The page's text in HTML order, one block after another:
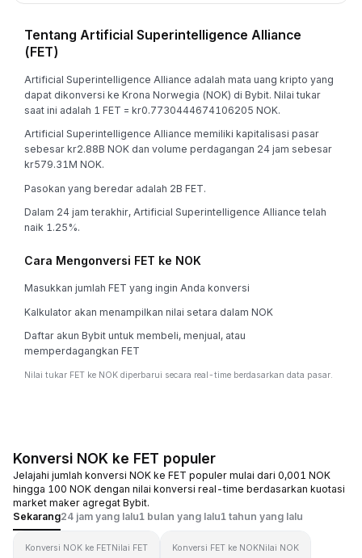
Tentang Artificial Superintelligence Alliance
(FET)
Artificial Superintelligence Alliance adalah mata uang kripto yang
dapat dikonversi ke Krona Norwegia (NOK) di Bybit. Nilai tukar
saat ini adalah 1 FET = kr0.7730444674106205 NOK.
Artificial Superintelligence Alliance memiliki kapitalisasi pasar
sebesar kr2.88B NOK dan volume perdagangan 24 jam sebesar
kr579.31M NOK.
Pasokan yang beredar adalah 2B FET.
Dalam 24 jam terakhir, Artificial Superintelligence Alliance telah
naik 1.25%.
Cara Mengonversi FET ke NOK
Masukkan jumlah FET yang ingin Anda konversi
Kalkulator akan menampilkan nilai setara dalam NOK
Daftar akun Bybit untuk membeli, menjual, atau
memperdagangkan FET
Nilai tukar FET ke NOK diperbarui secara real-time berdasarkan data pasar.
Konversi NOK ke FET populer
Jelajahi jumlah konversi NOK ke FET populer mulai dari 0,001 NOK
hingga 100 NOK dengan nilai konversi real-time berdasarkan kuotasi
market maker agregat Bybit.
Sekarang24 jam yang lalu1 bulan yang lalu1 tahun yang lalu
Konversi NOK ke FETNilai FET Konversi FET ke NOKNilai NOK